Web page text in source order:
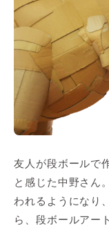
友人が段ボールで
と感じた中野さん
われるようになり
ら、段ボールアー